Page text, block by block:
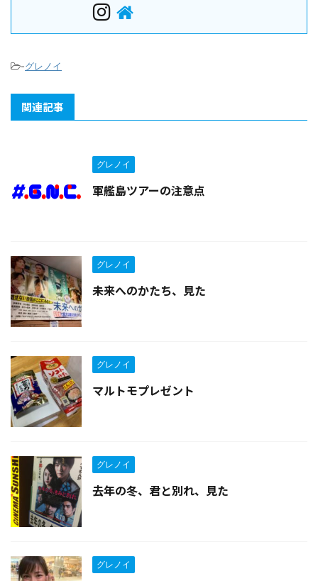
-グレノイ
関連記事
グレノイ
軍艦島ツアーの注意点
グレノイ
未来へのかたち、見た
グレノイ
マルトモプレゼント
グレノイ
去年の冬、君と別れ、見た
グレノイ